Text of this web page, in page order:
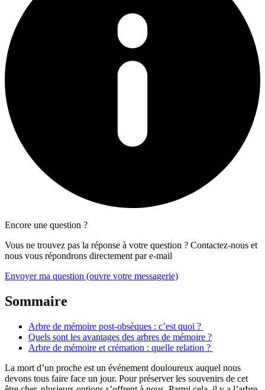
Encore une question ?
Vous ne trouvez pas la réponse à votre question ? Contactez-nous et
nous vous répondrons directement par e-mail
Envoyer ma question (ouvre votre messagerie)
Sommaire
Arbre de mémoire post-obsèques : c’est quoi ?
Quels sont les avantages des arbres de mémoire ?
Arbre de mémoire et crémation : quelle relation ?
La mort d’un proche est un événement douloureux auquel nous
devons tous faire face un jour. Pour préserver les souvenirs de cet